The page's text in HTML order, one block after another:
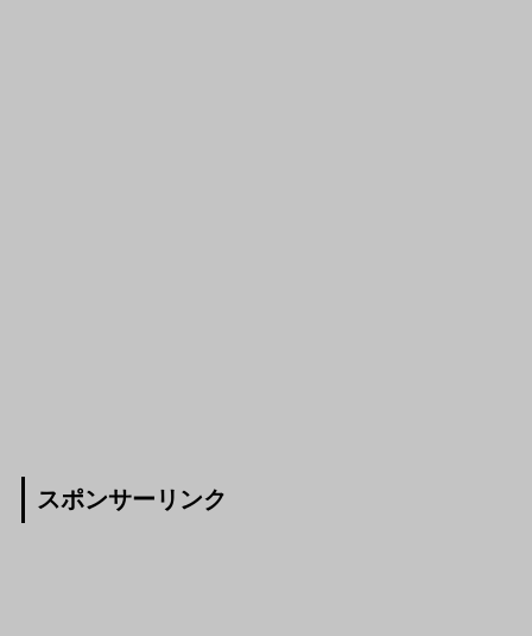
スポンサーリンク